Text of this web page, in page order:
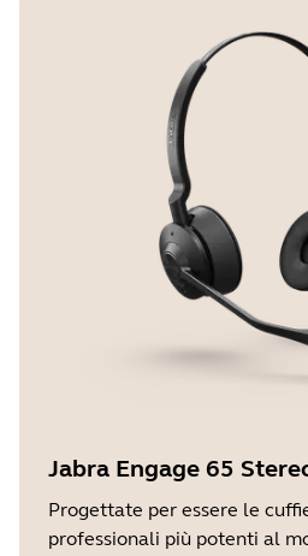
Jabra Engage 65
Progettate per essere le
professionali più potenti al